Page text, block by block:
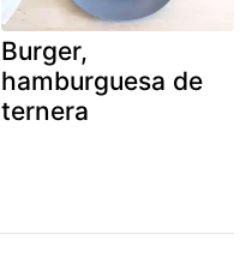
Burger,
hamburguesa de
ternera